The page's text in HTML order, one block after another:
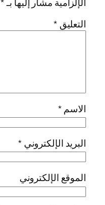
التعليق *
الاسم*
البريد الإلكتروني *
الموقع الإلكتروني